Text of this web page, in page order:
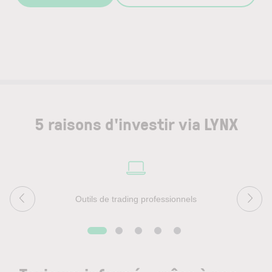
5 raisons d'investir via LYNX
Outils de trading professionnels